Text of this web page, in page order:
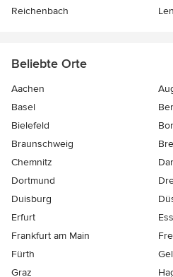
Reichenbach
Beliebte Orte
Aachen
Basel
Bielefeld
Braunschweig
Chemnitz
Dortmund
Duisburg
Erfurt
Frankfurt am Main
Fürth
Graz